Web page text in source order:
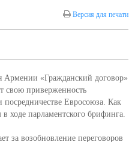
Версия для печати
Армении «Гражданский договор»
свою приверженность
Евросоюза. Как
ходе парламентского брифинга.
за возобновление переговоров